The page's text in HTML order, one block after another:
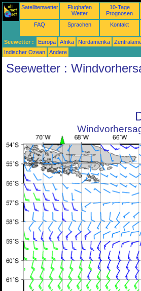
Satellitenwetter
Flughafen
Wetter
10-Tage
Prognosen
FAQ Sprachen Kontakt
Seewetter : Europa Afrika Nordamerika
Indischer Ozean
Andere
Seewetter :